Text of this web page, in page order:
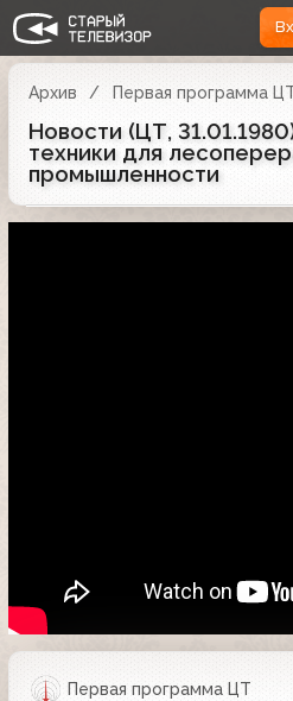
Архив Первая программа
Новости (ЦТ,
техники для
промышленности
Первая программа ЦТ